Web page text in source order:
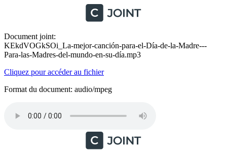
Document joint:
KEkdVOGkSOi_La-mejor-canción-para-el-Día-de-la-Madre---
Para-las-Madres-del-mundo-en-su-día.mp3
Cliquez pour accéder au fichier
Format du document: audio/mpeg